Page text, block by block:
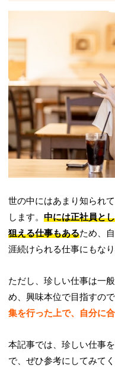
世の中にはあまり知られ
します。中には正社員と
狙える仕事もあるため、
涯続けられる仕事にもな
ただし、珍しい仕事は一
め、興味本位で目指すの
集を行った上で、自分に
本記事では、珍しい仕事
で、ぜひ参考にしてみてく